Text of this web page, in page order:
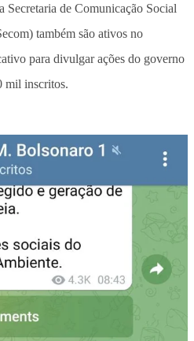
Secretaria de Comunicação Social
também são ativos no
para divulgar ações do governo
mil inscritos.